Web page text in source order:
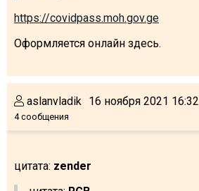
https://covidpass.moh.gov.ge
Оформляется онлайн здесь.
aslanvladik
4 сообщения
16 ноября 2021 16:32
цитата: zender